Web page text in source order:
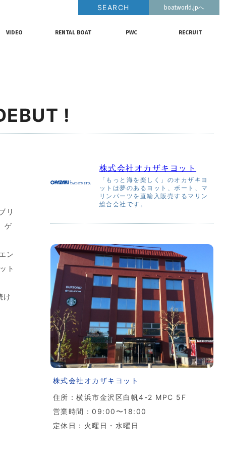
boatworld.jpへ
SEARCH
VIDEO RENTAL BOAT PWC RECRUIT
動画チャンネル リクルート
!
リ
ゲ
ン
ト
け
株式会社オカザキヨット
「もっと海を楽しく」のオカザキヨ
ットは夢のあるヨット、ボート、マ
リンパーツを直輸入販売するマリン
総合会社です。
株式会社オカザキヨット
住所：横浜市金沢区白帆4-2 MPC 5F
営業時間：09:00〜18:00
定休日：火曜日・水曜日